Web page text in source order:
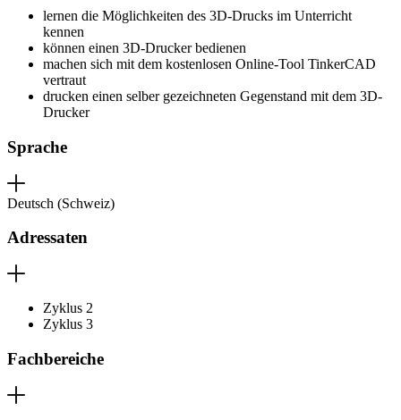
lernen die Möglichkeiten des 3D-Drucks im Unterricht
kennen
können einen 3D-Drucker bedienen
machen sich mit dem kostenlosen Online-Tool TinkerCAD
vertraut
drucken einen selber gezeichneten Gegenstand mit dem 3D-
Drucker
Sprache
Deutsch (Schweiz)
Adressaten
Zyklus 2
Zyklus 3
Fachbereiche